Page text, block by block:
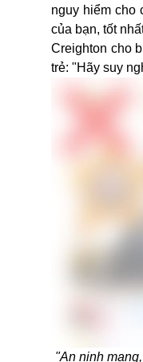
nguy hiểm cho
của bạn, tốt
Creighton cho
trẻ: "Hãy suy
"An ninh